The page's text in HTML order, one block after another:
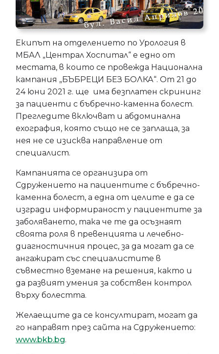
Екипът на отделението по Урология в
МБАЛ „Централ Хоспитал“ е едно от
местата, в които се провежда Национална
кампания „БЪБРЕЦИ БЕЗ БОЛКА“. От 21 до
24 юни 2021 г. ще има безплатен скрининг
за пациенти с бъбречно-каменна болест.
Прегледите включват и абдоминална
ехография, която също не се заплаща, за
нея не се изисква направление от
специалист.
Кампанията се организира от
Сдружението на пациентите с бъбречно-
каменна болест, а една от целите е да се
изгради информираност у пациентите за
заболяването, така че те да осъзнаят
своята роля в превенцията и лечебно-
диагностичния процес, за да могат да се
ангажират със специалистите в
съвместно вземане на решения, както и
да развият умения за собствен контрол
върху болестта.
Желаещите да се консултират, могат да
го направят през сайта на Сдружението:
www.bkb.bg.